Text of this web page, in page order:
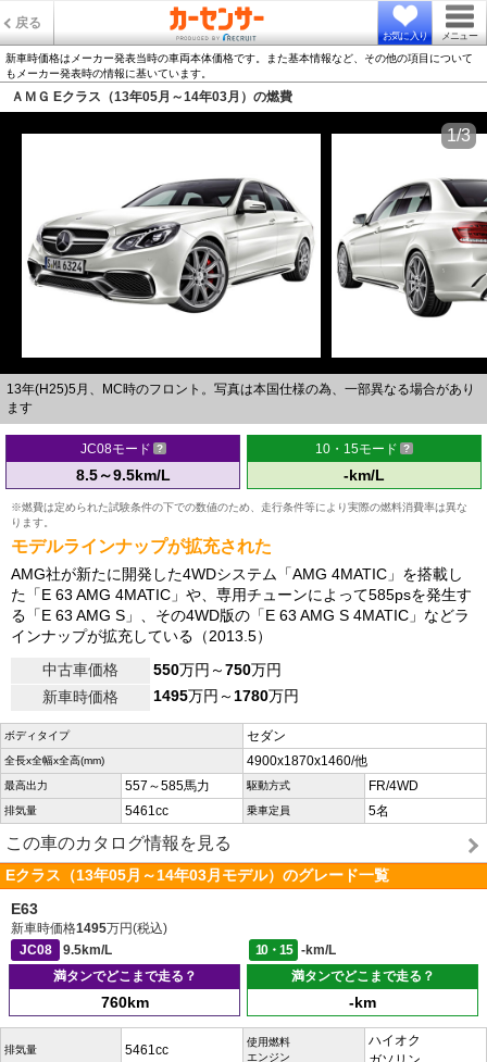
戻る
お気に入り メニュー
新車時価格はメーカー発表当時の車両本体価格です。また基本情報など、その他の項目について
もメーカー発表時の情報に基いています。
ＡＭＧ Eクラス（13年05月～14年03月）の燃費
13年(H25)5月、MC時のフロント。写真は本国仕様の為、一部異なる場合があり
ます
1/3
JC08モード
8.5～9.5km/L
10・15モード
-km/L
※燃費は定められた試験条件の下での数値のため、走行条件等により実際の燃料消費率は異な
ります。
モデルラインナップが拡充された
AMG社が新たに開発した4WDシステム「AMG 4MATIC」を搭載し
た「E 63 AMG 4MATIC」や、専用チューンによって585psを発生す
る「E 63 AMG S」、その4WD版の「E 63 AMG S 4MATIC」などラ
インナップが拡充している（2013.5）
中古車価格
550万円～750万円
新車時価格
1495万円～1780万円
ボディタイプ セダン
全長x全幅x全高(mm) 4900x1870x1460/他
最高出力 557～585馬力 駆動方式 FR/4WD
排気量 5461cc 乗車定員 5名
この車のカタログ情報を見る
Eクラス（13年05月～14年03月モデル）のグレード一覧
E63
新車時価格1495万円(税込)
JC08
9.5km/L 10・15
-km/L
満タンでどこまで走る？
760km
満タンでどこまで走る？
-km
排気量 5461cc
使用燃料
エンジン
ハイオク